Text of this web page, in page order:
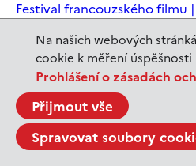
Na našich webových
cookie k měření
Prohlášení o zásadách
Přijmout vše
Spravovat soubory
Festival francouzského filmu
Chomským
Festival francouzského filmu
Festival francouzského filmu
Festival francouzského filmu |
Králova milenka
Jeanne du Barry – Králova